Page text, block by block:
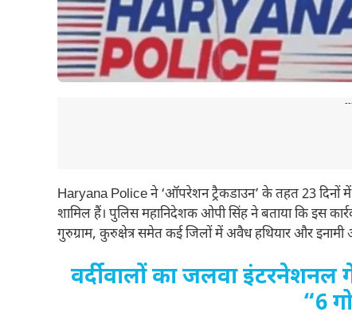
Haryana Police ने ‘ऑपरेशन ट्रैकडाउन’ के तहत 23 दिनों में
शामिल हैं। पुलिस महानिदेशक ओपी सिंह ने बताया कि इस
गुरुग्राम, कुरुक्षेत्र समेत कई जिलों में अवैध हथियार और इनामी
वर्दीवालों का जलवा
“6